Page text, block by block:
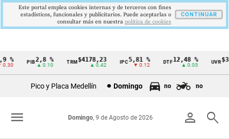
Cintillo
Colombia
PIB2,8 %
▲ 0.10
TRM$4178,23
▲ 0.42
IPC5,81 %
▼ 0.12
DTF12,48 %
▲ 0.05
UVR
Pico y Placa Medellín Domingo no no
person search
Domingo, 9 de Agosto de 2026
menu
Este portal emplea cookies internas y de terceros con fines
estadísticos, funcionales y publicitarios. Puede aceptarlas o
consultar más en nuestra politica de cookies
CONTINUAR